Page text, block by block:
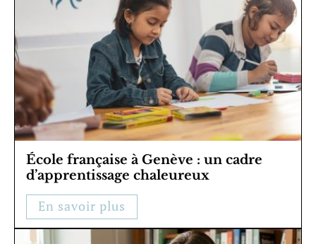
École française à Genève : un cadre
d’apprentissage chaleureux
En savoir plus